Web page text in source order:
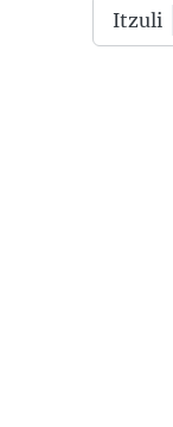
Itzuli